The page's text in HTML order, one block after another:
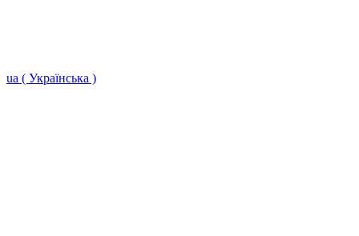
ua ( Українська )